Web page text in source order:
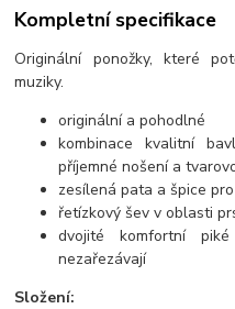
Kompletní specifikace
Originální ponožky, které
muziky.
originální a pohodlné
kombinace kvalitní
příjemné nošení a
zesílená pata a špice
řetízkový šev v oblasti
dvojité komfortní
nezařezávají
Složení: